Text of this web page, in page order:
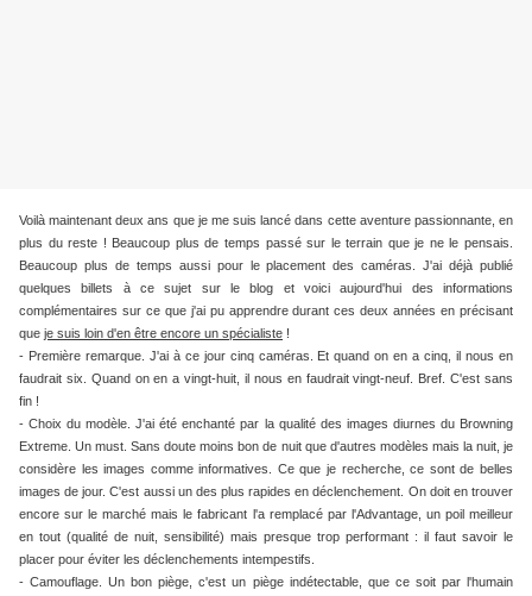
Voilà maintenant deux ans que je me suis lancé dans cette aventure passionnante, en
plus du reste ! Beaucoup plus de temps passé sur le terrain que je ne le pensais.
Beaucoup plus de temps aussi pour le placement des caméras. J'ai déjà publié
quelques billets à ce sujet sur le blog et voici aujourd'hui des informations
complémentaires sur ce que j'ai pu apprendre durant ces deux années en précisant
que je suis loin d'en être encore un spécialiste !
- Première remarque. J'ai à ce jour cinq caméras. Et quand on en a cinq, il nous en
faudrait six. Quand on en a vingt-huit, il nous en faudrait vingt-neuf. Bref. C'est sans
fin !
- Choix du modèle. J'ai été enchanté par la qualité des images diurnes du Browning
Extreme. Un must. Sans doute moins bon de nuit que d'autres modèles mais la nuit, je
considère les images comme informatives. Ce que je recherche, ce sont de belles
images de jour. C'est aussi un des plus rapides en déclenchement. On doit en trouver
encore sur le marché mais le fabricant l'a remplacé par l'Advantage, un poil meilleur
en tout (qualité de nuit, sensibilité) mais presque trop performant : il faut savoir le
placer pour éviter les déclenchements intempestifs.
- Camouflage. Un bon piège, c'est un piège indétectable, que ce soit par l'humain